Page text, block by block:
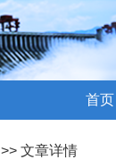
首页
>> 文章详情